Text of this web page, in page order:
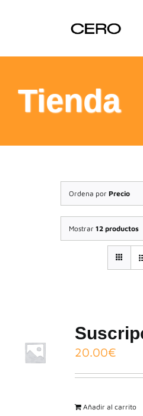
FILOSOFÍA
TE AYUDAMOS
FORMACIÓN
COMUNIDAD
Tienda
Ordena por Precio
Mostrar 12 productos
20.00€
Añadir al carrito